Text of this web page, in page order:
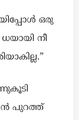
ഒരു
നീ
പുറത്ത്